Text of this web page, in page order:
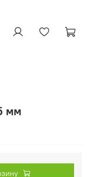
мм